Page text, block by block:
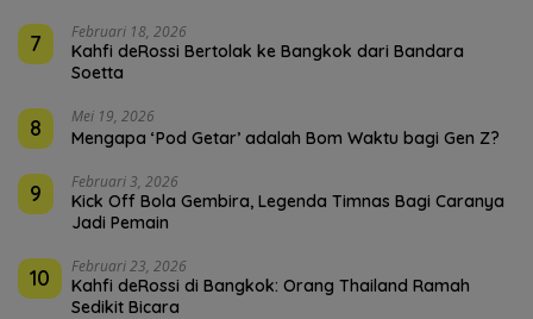
7 Februari 18, 2026
Kahfi deRossi Bertolak ke Bangkok dari Bandara
Soetta
8 Mei 19, 2026
Mengapa ‘Pod Getar’ adalah Bom Waktu bagi Gen Z?
9 Februari 3, 2026
Kick Off Bola Gembira, Legenda Timnas Bagi Caranya
Jadi Pemain
10 Februari 23, 2026
Kahfi deRossi di Bangkok: Orang Thailand Ramah
Sedikit Bicara